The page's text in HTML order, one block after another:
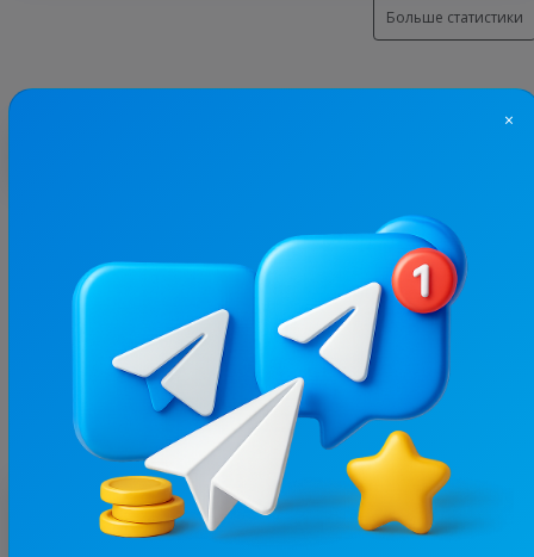
Больше статистики
Новини Львівщини та України
Новости/СМИ, Региональные
Цена рекламы
150 ₴
1 / 1 отзыв
×